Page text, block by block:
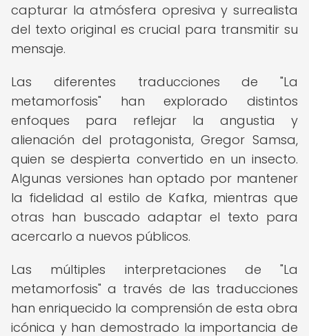
capturar la atmósfera opresiva y surrealista
del texto original es crucial para transmitir su
mensaje.
Las diferentes traducciones de "La
metamorfosis" han explorado distintos
enfoques para reflejar la angustia y
alienación del protagonista, Gregor Samsa,
quien se despierta convertido en un insecto.
Algunas versiones han optado por mantener
la fidelidad al estilo de Kafka, mientras que
otras han buscado adaptar el texto para
acercarlo a nuevos públicos.
Las múltiples interpretaciones de "La
metamorfosis" a través de las traducciones
han enriquecido la comprensión de esta obra
icónica y han demostrado la importancia de